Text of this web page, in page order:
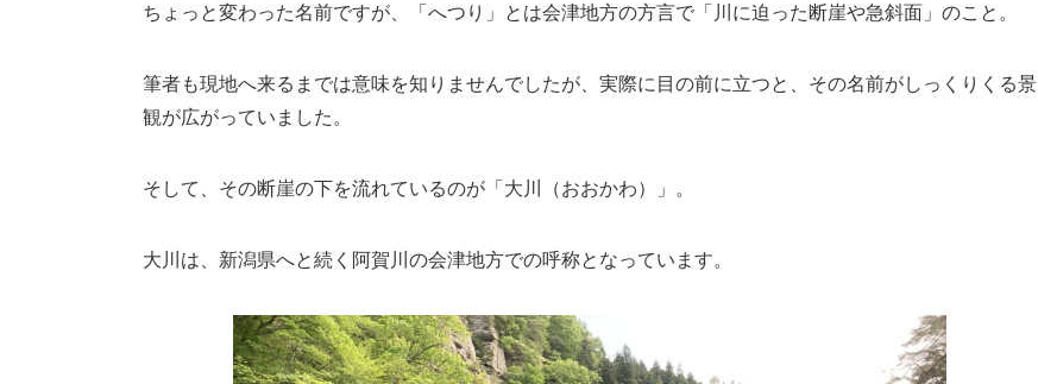
ちょっと変わった名前ですが、「へつり」とは会津地方の方言で「川に迫った断崖や急斜面」のこと。
筆者も現地へ来るまでは意味を知りませんでしたが、実際に目の前に立つと、その名前がしっくりくる景
観が広がっていました。
そして、その断崖の下を流れているのが「大川（おおかわ）」。
大川は、新潟県へと続く阿賀川の会津地方での呼称となっています。